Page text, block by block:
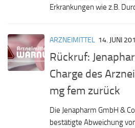
Erkrankungen wie z.B.
ARZNEIMITTEL 14. JUNI
Rückruf:
Charge des
mg fem zurück
Die Jenapharm GmbH &
bestätigte Abweichung